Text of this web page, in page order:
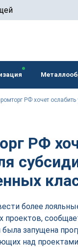
РФ хочет
РФ
более
запущена
над